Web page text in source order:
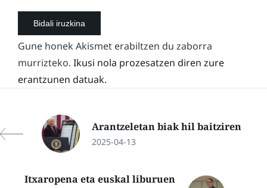
Gune honek Akismet erabiltzen du zaborra
murrizteko. Ikusi nola prozesatzen diren zure
erantzunen datuak.
Arantzeletan biak hil baitziren
2025-04-13
Itxaropena eta euskal liburuen